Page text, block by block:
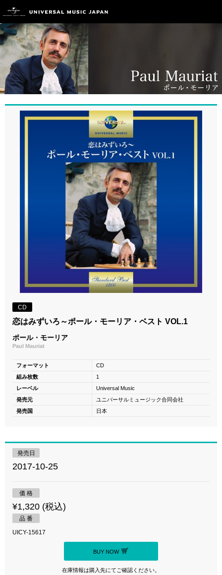
CD
恋はみずいろ～ポール・モーリア・ベスト VOL.1
ポール・モーリア
Paul Mauriat
フォーマット
CD
組み枚数
1
レーベル
Universal Music
発売元
ユニバーサルミュージック合同会社
発売国
日本
発売日
2017-10-25
価 格
¥1,320 (税込)
品 番
UICY-15617
BUY NOW
在庫情報は購入先にてご確認ください。